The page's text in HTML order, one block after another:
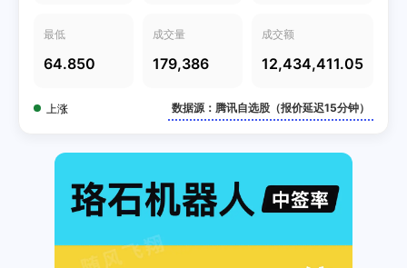
最低
64.850
成交量
179,386
成交额
12,434,411.05
上涨 数据源：腾讯自选股（报价延迟15分钟）